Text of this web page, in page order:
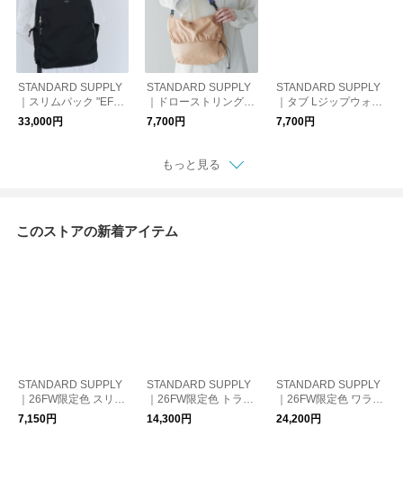
STANDARD SUPPLY
｜スリムパック "EFFE
CT" SLIM PACK スタ
ンダードサプライ プ
33,000円
STANDARD SUPPLY
｜ドローストリングシ
ョルダー "REGII" DRA
W STRING SHOULDE
イ ギフト ショルダー
バッグ
7,700円
STANDARD SUPPLY
｜タブ Lジップウォレ
ット "TAB" L ZIP WAL
LET スタンダードサプ
7,700円
もっと見る
このストアの新着アイテム
STANDARD SUPPLY
｜26FW限定色 スリン
グパースM "SIMPLICI
TY LIMITED COLOR"
7,150円
STANDARD SUPPLY
｜26FW限定色 トライ
アングルショルダー
"SIMPLICITY LIMITED
14,300円
STANDARD SUPPLY
｜26FW限定色 ワラビ
ー "SIMPLICITY LIMIT
ED COLOR" WALLAB
24,200円